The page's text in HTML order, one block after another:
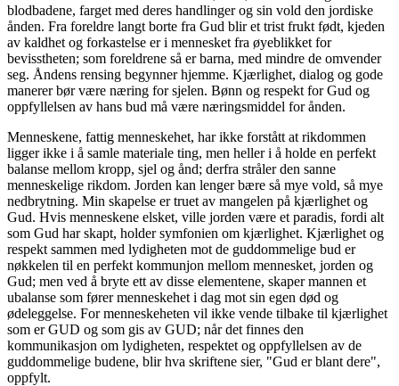
blodbadene, farget med deres handlinger og sin vold den jordiske
ånden. Fra foreldre langt borte fra Gud blir et trist frukt født, kjeden
av kaldhet og forkastelse er i mennesket fra øyeblikket for
bevisstheten; som foreldrene så er barna, med mindre de omvender
seg. Åndens rensing begynner hjemme. Kjærlighet, dialog og gode
manerer bør være næring for sjelen. Bønn og respekt for Gud og
oppfyllelsen av hans bud må være næringsmiddel for ånden.
Menneskene, fattig menneskehet, har ikke forstått at rikdommen
ligger ikke i å samle materiale ting, men heller i å holde en perfekt
balanse mellom kropp, sjel og ånd; derfra stråler den sanne
menneskelige rikdom. Jorden kan lenger bære så mye vold, så mye
nedbrytning. Min skapelse er truet av mangelen på kjærlighet og
Gud. Hvis menneskene elsket, ville jorden være et paradis, fordi alt
som Gud har skapt, holder symfonien om kjærlighet. Kjærlighet og
respekt sammen med lydigheten mot de guddommelige bud er
nøkkelen til en perfekt kommunjon mellom mennesket, jorden og
Gud; men ved å bryte ett av disse elementene, skaper mannen et
ubalanse som fører menneskehet i dag mot sin egen død og
ødeleggelse. For menneskeheten vil ikke vende tilbake til kjærlighet
som er GUD og som gis av GUD; når det finnes den
kommunikasjon om lydigheten, respektet og oppfyllelsen av de
guddommelige budene, blir hva skriftene sier, "Gud er blant dere",
oppfylt.